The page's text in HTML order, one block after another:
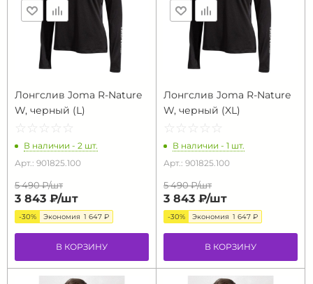
Лонгслив Joma R-Nature
W, черный (L)
☆ ☆ ☆ ☆ ☆
★ ★ ★ ★ ★
В наличии - 2 шт.
Арт.: 901825.100
5 490 ₽/шт
3 843 ₽/шт
-30% Экономия 1 647 ₽
В КОРЗИНУ
Лонгслив Joma R-Nature
W, черный (XL)
☆ ☆ ☆ ☆ ☆
★ ★ ★ ★ ★
В наличии - 1 шт.
Арт.: 901825.100
5 490 ₽/шт
3 843 ₽/шт
-30% Экономия 1 647 ₽
В КОРЗИНУ